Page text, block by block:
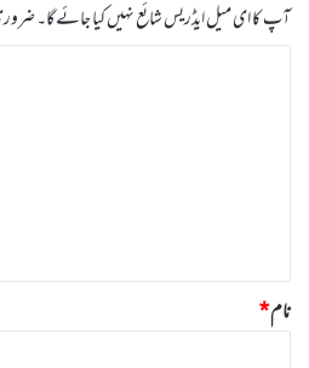
آپ کا ای میل ایڈریس شائع نہیں کیا جائے گا۔
نام*